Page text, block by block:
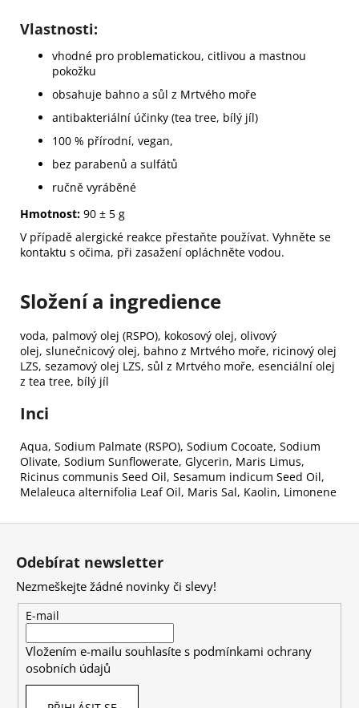
Vlastnosti:
vhodné pro problematickou, citlivou a mastnou
pokožku
obsahuje bahno a sůl z Mrtvého moře
antibakteriální účinky (tea tree, bílý jíl)
100 % přírodní, vegan,
bez parabenů a sulfátů
ručně vyráběné
Hmotnost: 90 ± 5 g
V případě alergické reakce přestaňte používat. Vyhněte se
kontaktu s očima, při zasažení opláchněte vodou.
Složení a ingredience
voda, palmový olej (RSPO), kokosový olej, olivový
olej, slunečnicový olej, bahno z Mrtvého moře, ricinový olej
LZS, sezamový olej LZS, sůl z Mrtvého moře, esenciální olej
z tea tree, bílý jíl
Inci
Aqua, Sodium Palmate (RSPO), Sodium Cocoate, Sodium
Olivate, Sodium Sunflowerate, Glycerin, Maris Limus,
Ricinus communis Seed Oil, Sesamum indicum Seed Oil,
Melaleuca alternifolia Leaf Oil, Maris Sal, Kaolin, Limonene
Odebírat newsletter
Nezmeškejte žádné novinky či slevy!
E-mail
Vložením e-mailu souhlasíte s podmínkami ochrany
osobních údajů